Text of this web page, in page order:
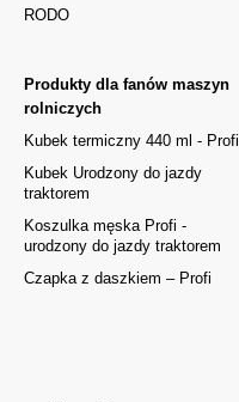
RODO
Produkty dla fanów maszyn
rolniczych
Kubek termiczny 440 ml - Profi
Kubek Urodzony do jazdy
traktorem
Koszulka męska Profi -
urodzony do jazdy traktorem
Czapka z daszkiem – Profi